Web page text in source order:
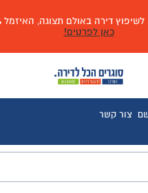
דירה באולם תצוגה, האיזמל 4 נס ציונה
כאן לפרטים!
צור קשר